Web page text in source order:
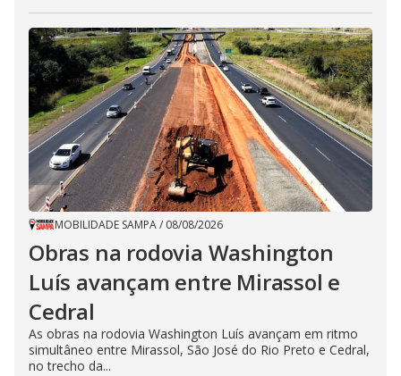
MOBILIDADE SAMPA/ 08/08/2026
Obras na rodovia Washington
Luís avançam entre Mirassol e
Cedral
As obras na rodovia Washington Luís avançam em ritmo
simultâneo entre Mirassol, São José do Rio Preto e Cedral,
no trecho da...